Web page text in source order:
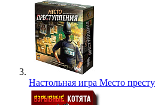
Настольная игра Место